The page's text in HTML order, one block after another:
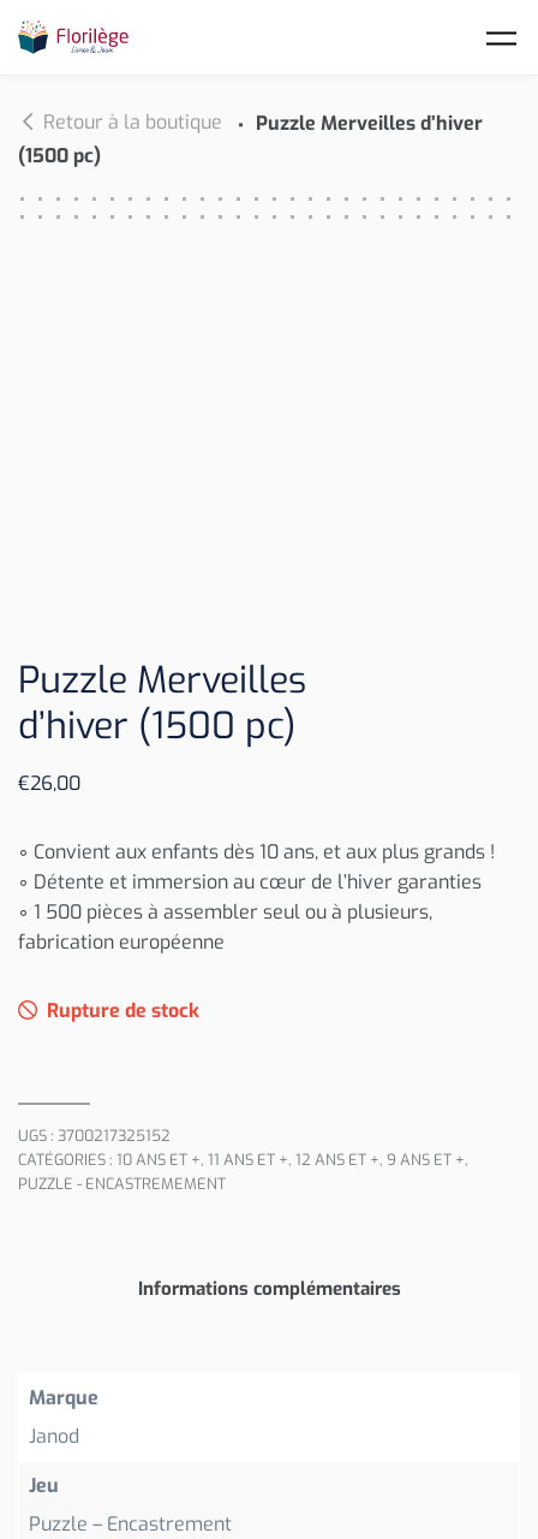
Retour à la boutique
Puzzle Merveilles d’hiver
(1500 pc)
Puzzle Merveilles
d’hiver (1500 pc)
€26,00
◦ Convient aux enfants dès 10 ans, et aux plus grands !
◦ Détente et immersion au cœur de l’hiver garanties
◦ 1 500 pièces à assembler seul ou à plusieurs,
fabrication européenne
Rupture de stock
UGS : 3700217325152
CATÉGORIES : 10 ANS ET +, 11 ANS ET +, 12 ANS ET +, 9 ANS ET +,
PUZZLE - ENCASTREMEMENT
Informations complémentaires
Marque
Janod
Jeu
Puzzle – Encastrement